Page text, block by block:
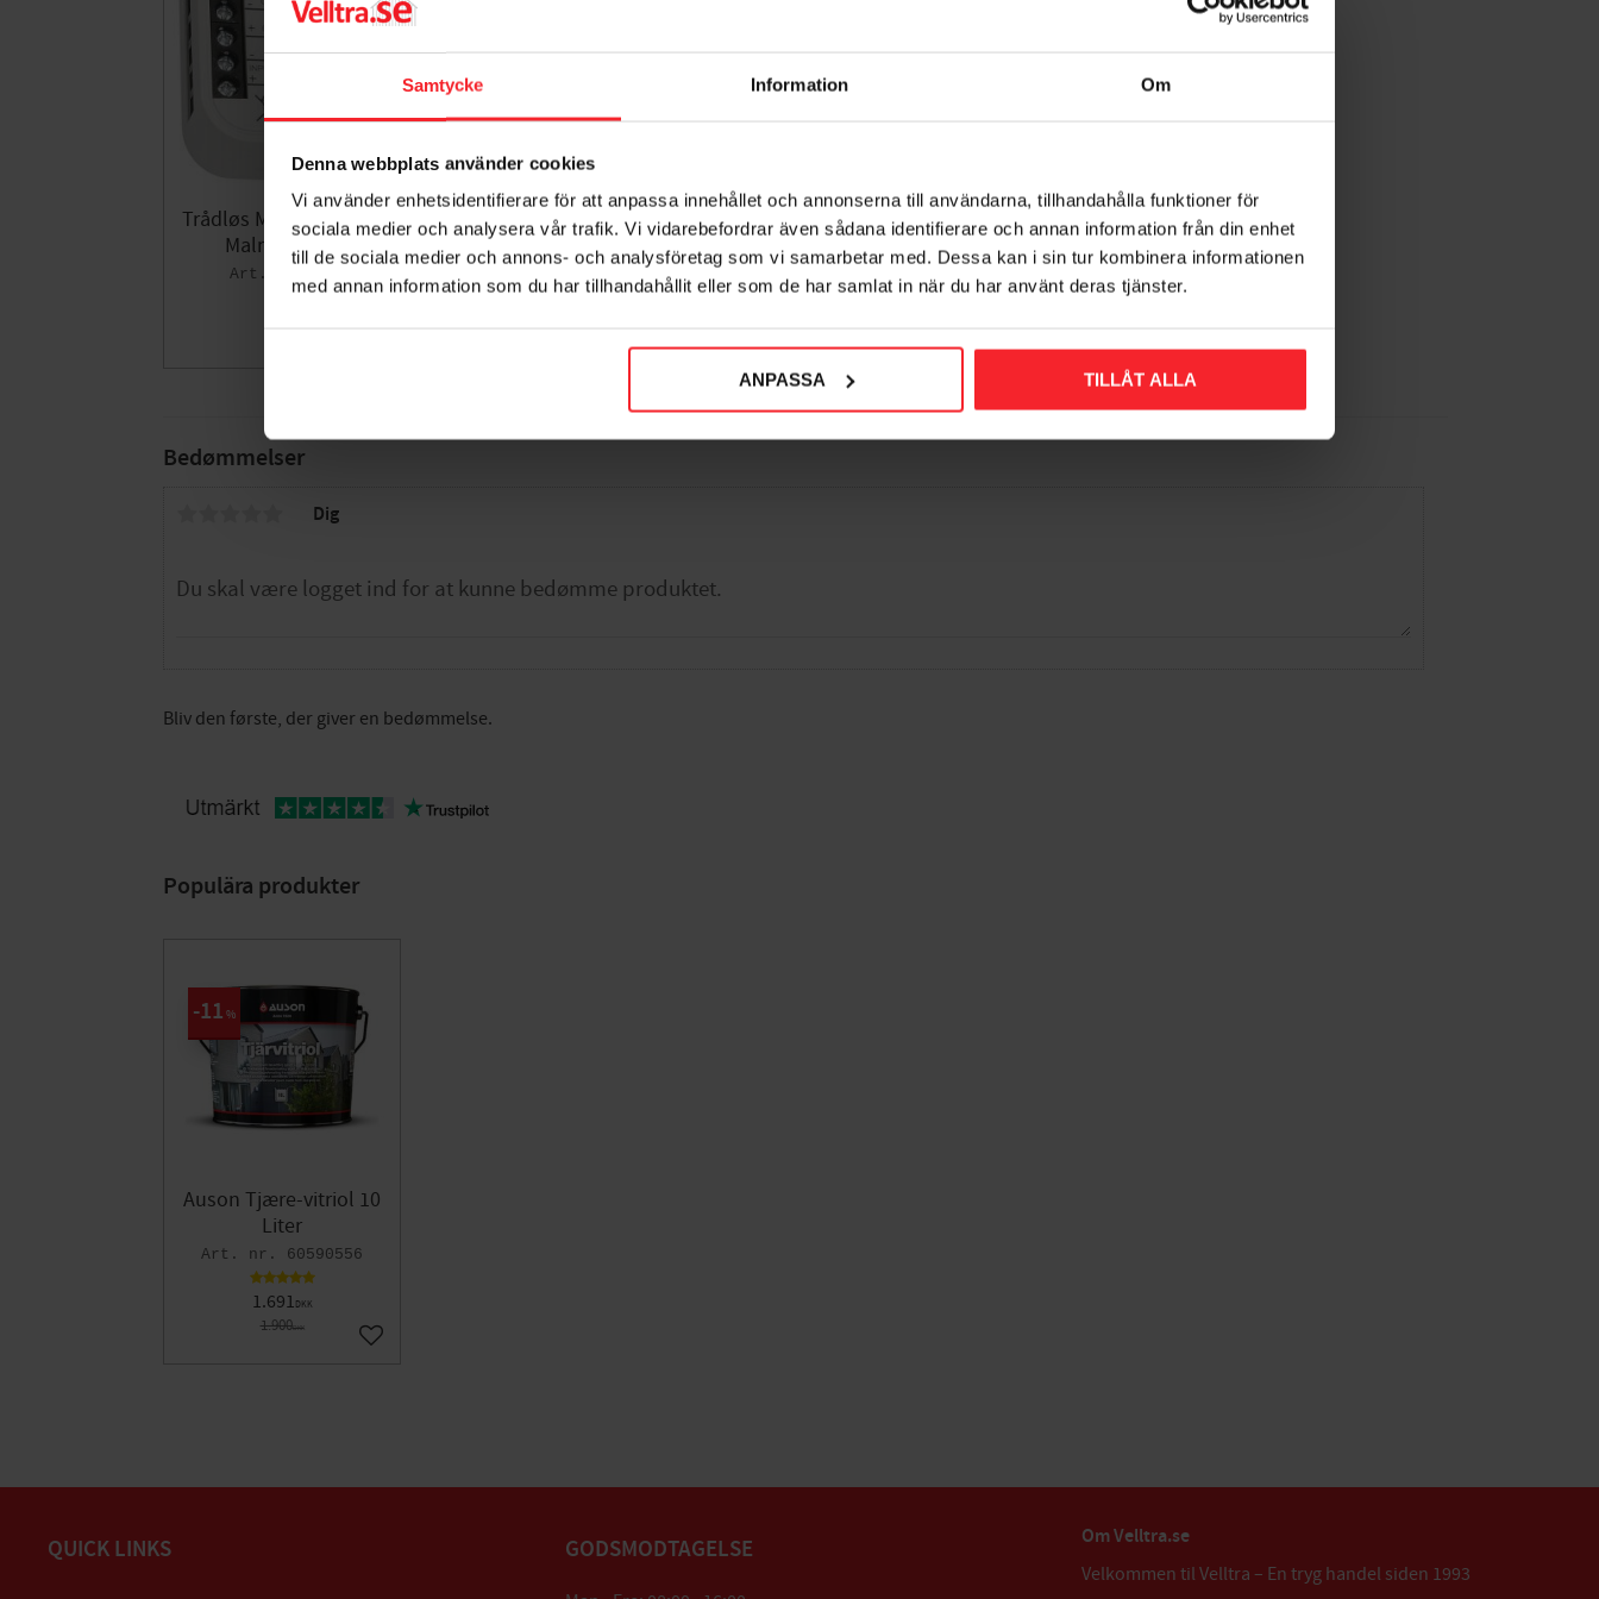
Samtycke Information Om
Denna webbplats använder cookies
Vi använder enhetsidentifierare för att anpassa innehållet och annonserna till användarna, tillhandahålla funktioner för
sociala medier och analysera vår trafik. Vi vidarebefordrar även sådana identifierare och annan information från din enhet
till de sociala medier och annons- och analysföretag som vi samarbetar med. Dessa kan i sin tur kombinera informationen
med annan information som du har tillhandahållit eller som de har samlat in när du har använt deras tjänster.
ANPASSA TILLÅT ALLA
Bedømmelser
Dig
Bliv den første, der giver en bedømmelse.
Trådløs Modtager, 868,32Mhz,
Malmbergs 9917006
Populära produkter
Auson Tjære-vitriol 10
Liter
60590556
1.691DKK
1.900DKK
11 %
Gem som favorit
QUICK LINKS GODSMODTAGELSE Om Velltra.se
Velkommen til Velltra – En tryg handel siden 1993